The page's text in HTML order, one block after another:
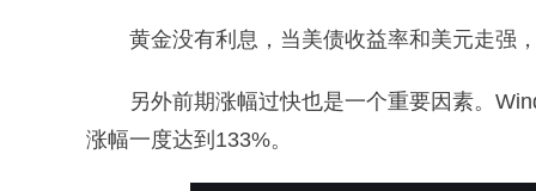
黄金没有利息，当美债收益率和美元走强
另外前期涨幅过快也是一个重要因素。
涨幅一度达到133%。